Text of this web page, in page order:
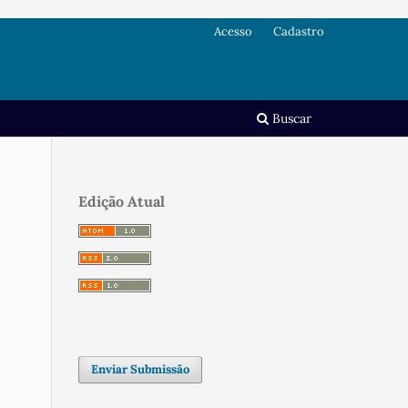
Buscar
Acesso Cadastro
Edição Atual
Enviar Submissão